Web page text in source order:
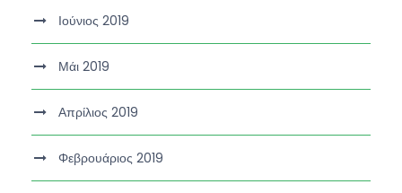
Ιούνιος 2019
Μάι 2019
Απρίλιος 2019
Φεβρουάριος 2019